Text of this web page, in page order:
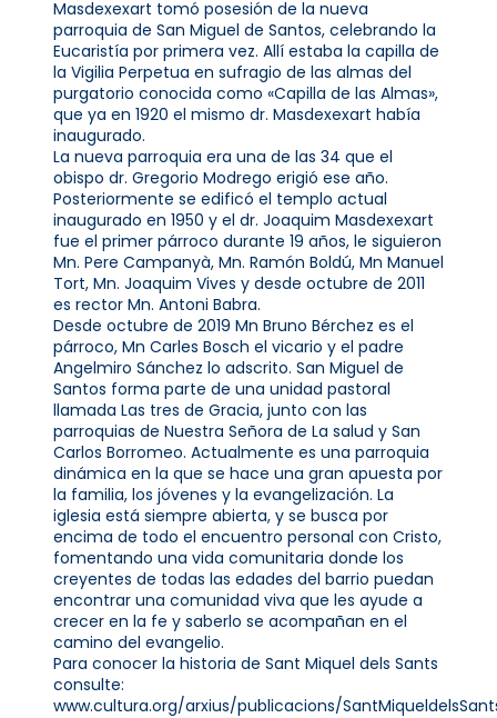
Masdexexart tomó posesión de la nueva
parroquia de San Miguel de Santos, celebrando la
Eucaristía por primera vez. Allí estaba la capilla de
la Vigilia Perpetua en sufragio de las almas del
purgatorio conocida como «Capilla de las Almas»,
que ya en 1920 el mismo dr. Masdexexart había
inaugurado.
La nueva parroquia era una de las 34 que el
obispo dr. Gregorio Modrego erigió ese año.
Posteriormente se edificó el templo actual
inaugurado en 1950 y el dr. Joaquim Masdexexart
fue el primer párroco durante 19 años, le siguieron
Mn. Pere Campanyà, Mn. Ramón Boldú, Mn Manuel
Tort, Mn. Joaquim Vives y desde octubre de 2011
es rector Mn. Antoni Babra.
Desde octubre de 2019 Mn Bruno Bérchez es el
párroco, Mn Carles Bosch el vicario y el padre
Angelmiro Sánchez lo adscrito. San Miguel de
Santos forma parte de una unidad pastoral
llamada Las tres de Gracia, junto con las
parroquias de Nuestra Señora de La salud y San
Carlos Borromeo. Actualmente es una parroquia
dinámica en la que se hace una gran apuesta por
la familia, los jóvenes y la evangelización. La
iglesia está siempre abierta, y se busca por
encima de todo el encuentro personal con Cristo,
fomentando una vida comunitaria donde los
creyentes de todas las edades del barrio puedan
encontrar una comunidad viva que les ayude a
crecer en la fe y saberlo se acompañan en el
camino del evangelio.
Para conocer la historia de Sant Miquel dels Sants
consulte:
www.cultura.org/arxius/publicacions/